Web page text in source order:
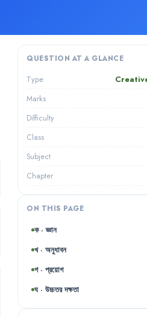
QUESTION AT A GLANCE
Type
Marks
Difficulty
Class
Subject
Chapter
ON THIS PAGE
ক · জ্ঞান
খ · অনুধাবন
গ · প্রয়োগ
ঘ · উচ্চতর দক্ষতা